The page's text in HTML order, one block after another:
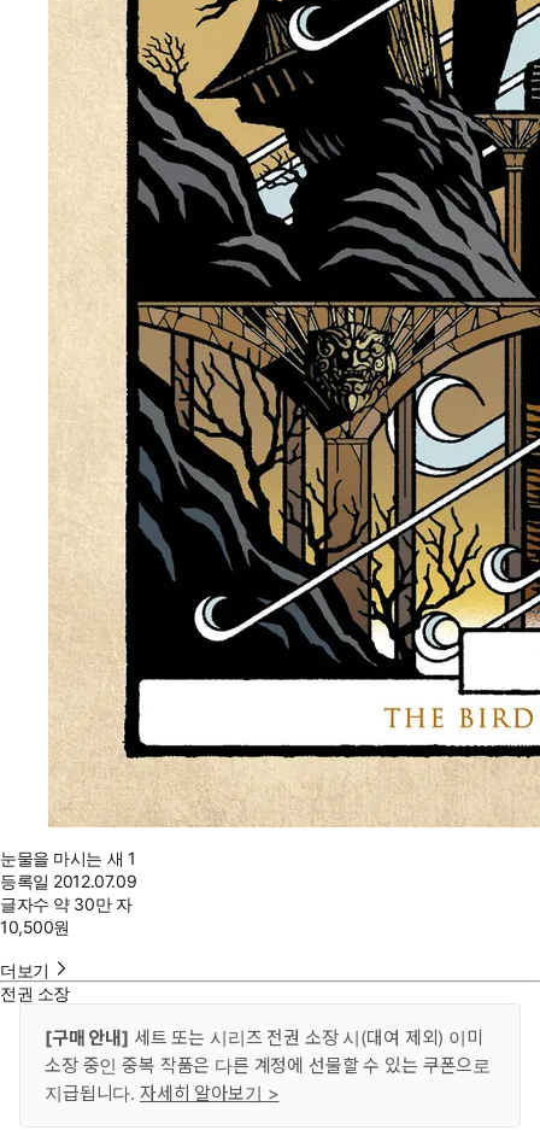
눈물을 마시는 새 1
등록일 2012.07.09
글자수 약 30만 자
10,500원
더보기
전권 소장
[구매 안내] 세트 또는 시리즈 전권 소장 시(대여 제외) 이미
소장 중인 중복 작품은 다른 계정에 선물할 수 있는 쿠폰으로
지급됩니다. 자세히 알아보기 >